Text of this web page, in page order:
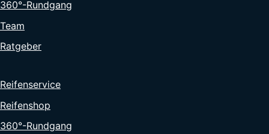
360°-Rundgang
Team
Ratgeber
Reifenservice
Reifenshop
360°-Rundgang